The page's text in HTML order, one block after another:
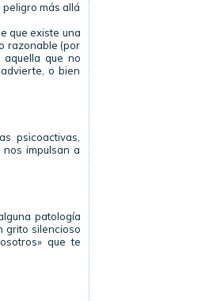
más allá
que existe una
razonable (por
aquella que no
o bien
psicoactivas,
impulsan a
patología
grito silencioso
que te